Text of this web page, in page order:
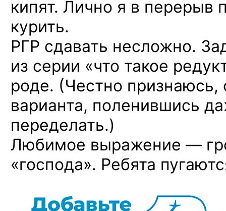
кипят. Лично я в перерыв
курить.
РГР сдавать несложно.
из серии «что такое
роде. (Честно признаюсь,
варианта, поленившись
переделать.)
Любимое выражение —
«господа». Ребята